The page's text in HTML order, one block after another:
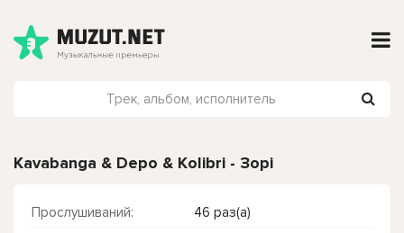
Kavabanga & Depo & Kolibri - Зорі
Прослушиваний:
46 раз(а)